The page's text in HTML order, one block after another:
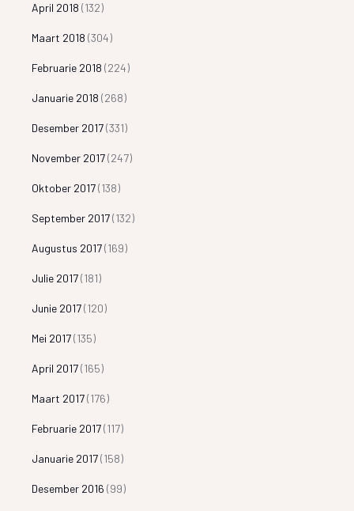
April 2018 (132)
Maart 2018 (304)
Februarie 2018 (224)
Januarie 2018 (268)
Desember 2017(331)
November 2017(247)
Oktober 2017(138)
September 2017(132)
Augustus 2017(169)
Julie 2017(181)
Junie 2017(120)
Mei 2017(135)
April 2017(165)
Maart 2017(176)
Februarie 2017(117)
Januarie 2017(158)
Desember 2016 (99)